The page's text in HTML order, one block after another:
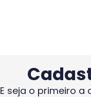
E seja o primeiro